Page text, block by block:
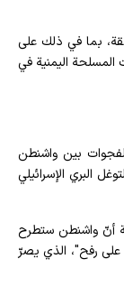
بما في ذلك على
المسلحة اليمنية في
بين واشنطن
البري الإسرائيلي
أنّ واشنطن ستطرح
رفح"، الذي يصرّ